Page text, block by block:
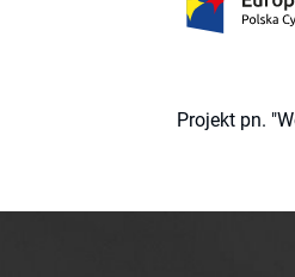
Projekt pn.